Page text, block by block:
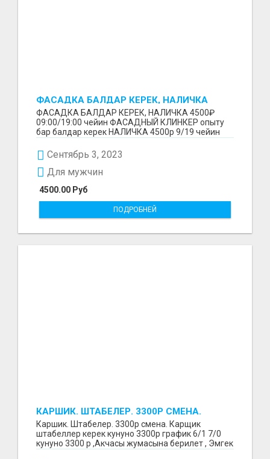
ФАСАДКА БАЛДАР КЕРЕК, НАЛИЧКА
4500₽
ФАСАДКА БАЛДАР КЕРЕК, НАЛИЧКА 4500₽
09:00/19:00 чейин ФАСАДНЫЙ КЛИНКЕР опыту
бар балдар керек НАЛИЧКА 4500р 9/19 чейин
Сентябрь 3, 2023
4500.00 Руб
Для мужчин
ПОДРОБНЕЙ
КАРШИК. ШТАБЕЛЕР. 3300Р СМЕНА.
Каршик. Штабелер. 3300р смена. Карщик
штабеллер керек кунуно 3300р график 6/1 7/0
кунуно 3300 р ,Акчасы жумасына берилет , Эмгек
келишим бер...